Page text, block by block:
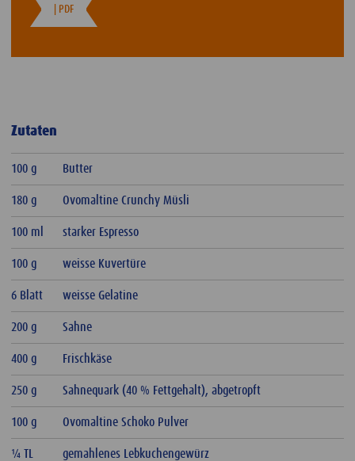
| PDF
Zutaten
100 g Butter
180 g Ovomaltine Crunchy Müsli
100 ml starker Espresso
100 g weisse Kuvertüre
6 Blatt weisse Gelatine
200 g Sahne
400 g Frischkäse
250 g Sahnequark (40 % Fettgehalt), abgetropft
100 g Ovomaltine Schoko Pulver
¼ TL gemahlenes Lebkuchengewürz